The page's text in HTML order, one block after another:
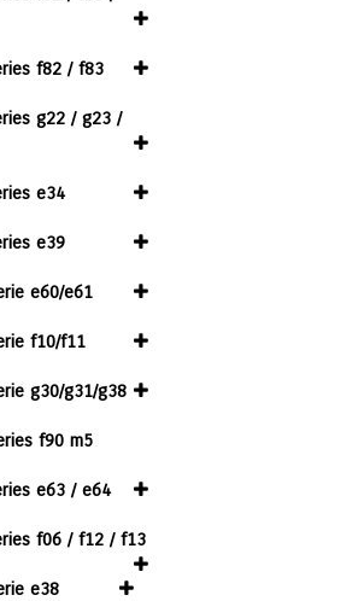
f82 / f83
g22 / g23 /
e34
e39
e60/e61
f10/f11
g30/g31/g38
f90 m5
e63 / e64
f06 / f12 / f13
e38